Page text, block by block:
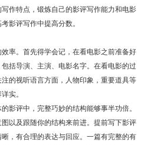
作特点 ，锻炼自己的影评写作能力和电影
影评写作中提高分数。
率。首先得学会记 ， 在看电影之前准备好
括导演、主演、电影名字。在看电影的过
注的视听语言方面，人物印象，重要道具等
详实。
影评中，完整巧妙的结构能够事半功倍。
以及跟随你的结构来前进。提前写下影评
晰 ，有合理的表达与回应。一篇有完整的有